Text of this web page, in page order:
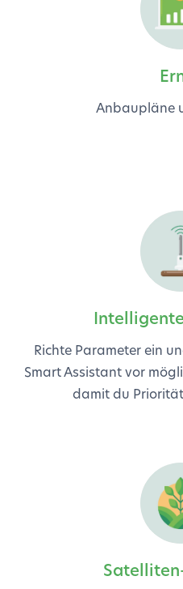
Anbaupläne
Richte Parameter ein
Smart Assistant vor
damit du